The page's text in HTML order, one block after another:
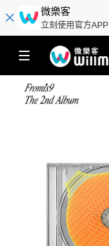
微樂客
立刻使用官方APP